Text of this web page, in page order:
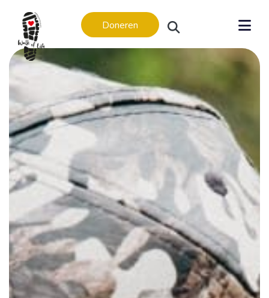
Levensverhalen
Levensverhalen
In memoriam
Regio’s
Amsterdam
Apeldoorn
Arnhem
Haarlem
Leiden
Doneren